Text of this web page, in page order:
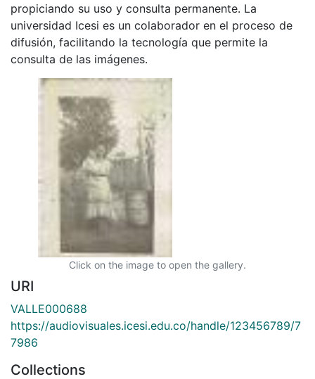
propiciando su uso y consulta permanente. La
universidad Icesi es un colaborador en el proceso de
difusión, facilitando la tecnología que permite la
consulta de las imágenes.
Click on the image to open the gallery.
URI
VALLE000688
https://audiovisuales.icesi.edu.co/handle/123456789/7
7986
Collections